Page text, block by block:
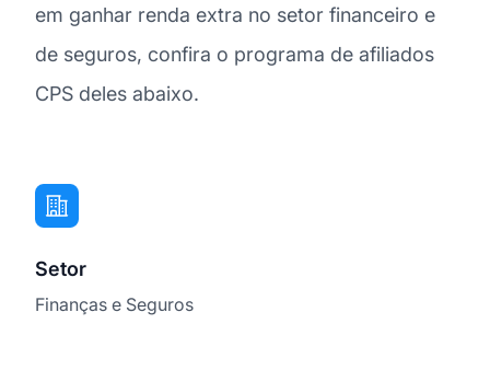
em ganhar renda extra no setor financeiro e
de seguros, confira o programa de afiliados
CPS deles abaixo.
Setor
Finanças e Seguros